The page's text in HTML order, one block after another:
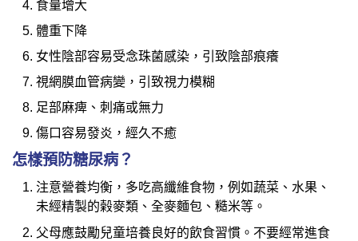
食量增大
體重下降
女性陰部容易受念珠菌感染，引致陰部痕癢
視網膜血管病變，引致視力模糊
足部麻痺、刺痛或無力
傷口容易發炎，經久不癒
怎樣預防糖尿病？
注意營養均衡，多吃高纖維食物，例如蔬菜、水果、
未經精製的榖麥類、全麥麵包、糙米等。
父母應鼓勵兒童培養良好的飲食習慣。不要經常進食